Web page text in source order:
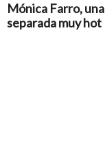
Mónica Farro, una
separada muy hot